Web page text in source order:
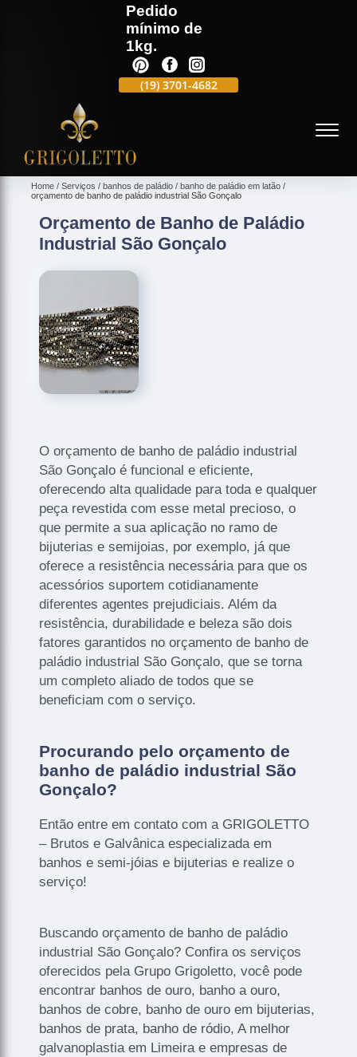
Pedido
mínimo de
1kg.
(19) 3701-4682 (19)
Home Serviços banhos de paládio
banho de paládio em latão
orçamento de banho de paládio industrial São Gonçalo
Orçamento de Banho de Paládio
Industrial São Gonçalo
O orçamento de banho de paládio industrial
São Gonçalo é funcional e eficiente,
oferecendo alta qualidade para toda e qualquer
peça revestida com esse metal precioso, o
que permite a sua aplicação no ramo de
bijuterias e semijoias, por exemplo, já que
oferece a resistência necessária para que os
acessórios suportem cotidianamente
diferentes agentes prejudiciais. Além da
resistência, durabilidade e beleza são dois
fatores garantidos no orçamento de banho de
paládio industrial São Gonçalo, que se torna
um completo aliado de todos que se
beneficiam com o serviço.
Procurando pelo orçamento de
banho de paládio industrial São
Gonçalo?
Então entre em contato com a GRIGOLETTO
– Brutos e Galvânica especializada em
banhos e semi-jóias e bijuterias e realize o
serviço!
Buscando orçamento de banho de paládio
industrial São Gonçalo? Confira os serviços
oferecidos pela Grupo Grigoletto, você pode
encontrar banhos de ouro, banho a ouro,
banhos de cobre, banho de ouro em bijuterias,
banhos de prata, banho de ródio, A melhor
galvanoplastia em Limeira e empresas de